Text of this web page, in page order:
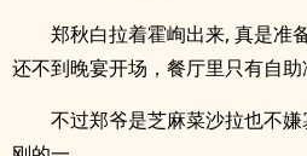
郑秋白拉着霍峋出来, 真是准
还不到晚宴开场，餐厅里只有自助
不过郑爷是芝麻菜沙拉也不